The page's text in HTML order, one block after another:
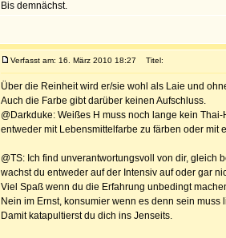
Bis demnächst.
Verfasst am: 16. März 2010 18:27 Titel:
Über die Reinheit wird er/sie wohl als Laie und
Auch die Farbe gibt darüber keinen Aufschluss.
@Darkduke: Weißes H muss noch lange kein
entweder mit Lebensmittelfarbe zu färben oder mit
@TS: Ich find unverantwortungsvoll von dir, gleich
wachst du entweder auf der Intensiv auf oder gar
Viel Spaß wenn du die Erfahrung unbedingt
Nein im Ernst, konsumier wenn es denn sein
Damit katapultierst du dich ins Jenseits.